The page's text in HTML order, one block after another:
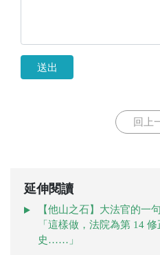
送出
回上
延伸閱讀
【他山之石】大法官的一
「這樣做，法院為第 14
史……」